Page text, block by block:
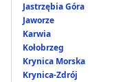
Jastrzębia Góra
Jaworze
Karwia
Kołobrzeg
Krynica Morska
Krynica-Zdrój